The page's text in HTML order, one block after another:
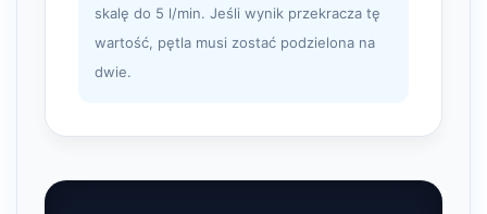
skalę do 5 l/min. Jeśli wynik przekracza tę
wartość, pętla musi zostać podzielona na
dwie.